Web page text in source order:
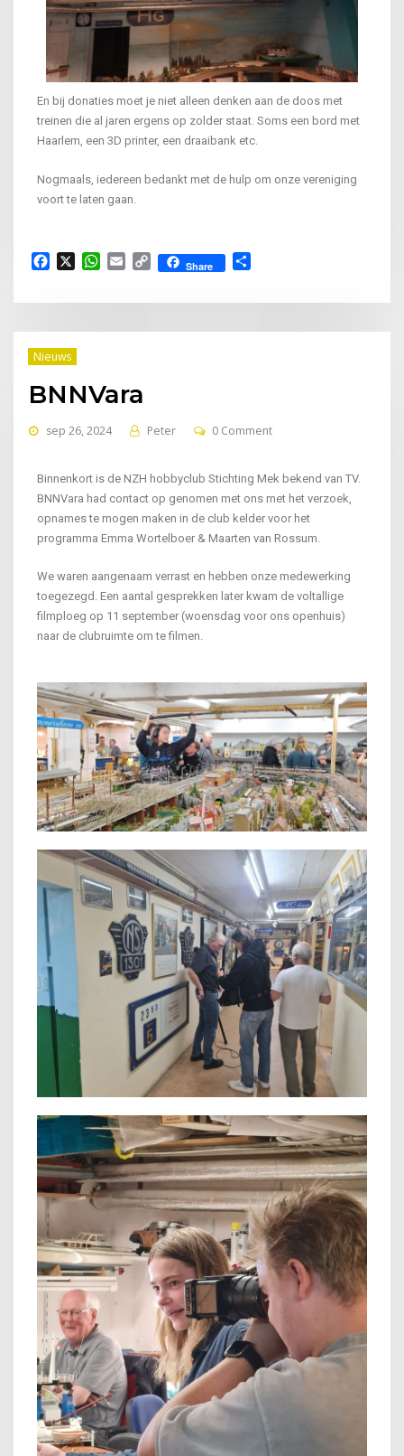
En bij donaties moet je niet alleen denken aan de doos met
treinen die al jaren ergens op zolder staat. Soms een bord met
Haarlem, een 3D printer, een draaibank etc.
Nogmaals, iedereen bedankt met de hulp om onze vereniging
voort te laten gaan.
Facebook
X WhatsApp
EmailCopy
Link
Share
Nieuws
BNNVara
sep 26, 2024 Peter 0 Comment
Binnenkort is de NZH hobbyclub Stichting Mek bekend van TV.
BNNVara had contact op genomen met ons met het verzoek,
opnames te mogen maken in de club kelder voor het
programma Emma Wortelboer & Maarten van Rossum.
We waren aangenaam verrast en hebben onze medewerking
toegezegd. Een aantal gesprekken later kwam de voltallige
filmploeg op 11 september (woensdag voor ons openhuis)
naar de clubruimte om te filmen.